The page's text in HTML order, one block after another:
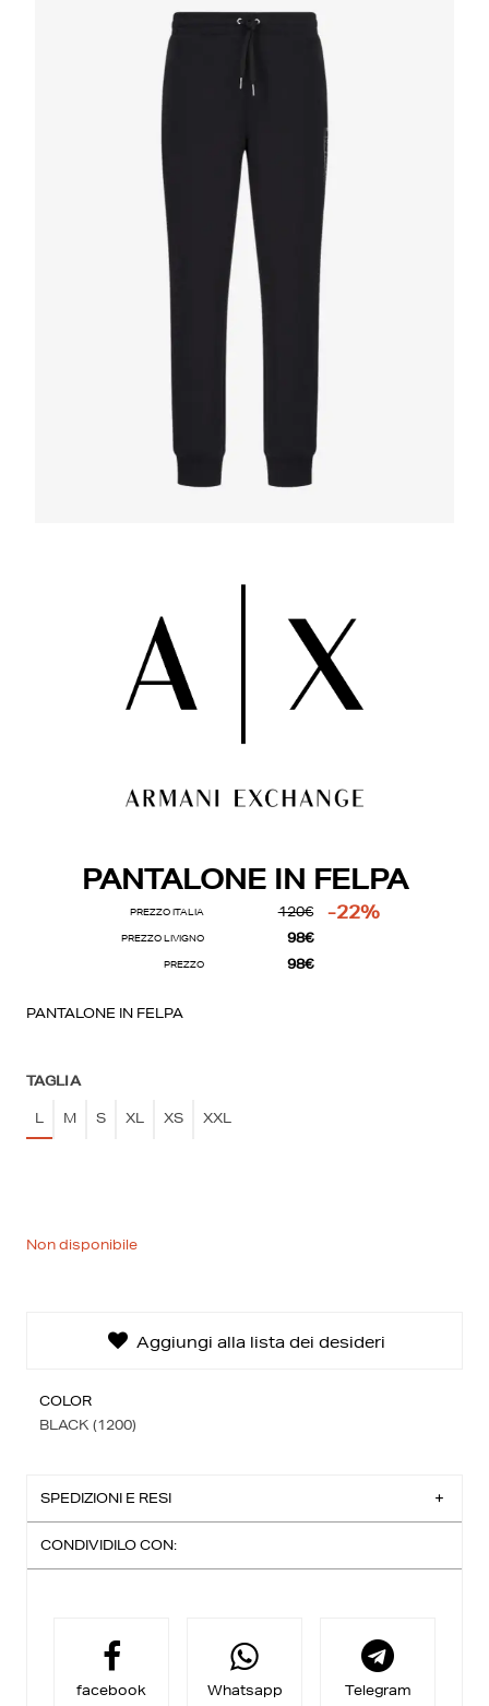
PANTALONE IN FELPA
PREZZO ITALIA 120€ -22%
PREZZO LIVIGNO 98€
PREZZO 98€
PANTALONE IN FELPA
TAGLIA
L
M S XL XS XXL
Non disponibile
Aggiungi alla lista dei desideri
COLOR
BLACK (1200)
SPEDIZIONI E RESI
aggiuntivo,
riceverai una email quando il tuo ordine è pronto per
essere ritirato.
Reso facile:
CONDIVIDILO CON:
facebook Whatsapp Telegram